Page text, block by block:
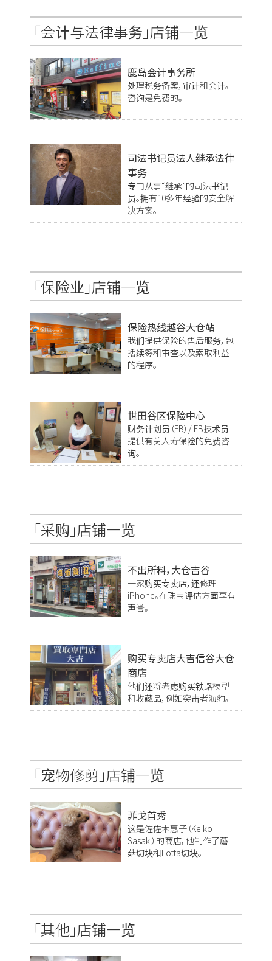
「会计与法律事务」店铺一览
鹿岛会计事务所
处理税务备案，审计和会计。
咨询是免费的。
司法书记员法人继承法律
事务
专门从事“继承”的司法书记
员。拥有10多年经验的安全解
决方案。
「保险业」店铺一览
保险热线越谷大仓站
我们提供保险的售后服务，包
括续签和审查以及索取利益
的程序。
世田谷区保险中心
财务计划员（FB）/ FB技术员
提供有关人寿保险的免费咨
询。
「采购」店铺一览
不出所料，大仓吉谷
一家购买专卖店，还修理
iPhone。在珠宝评估方面享有
声誉。
购买专卖店大吉信谷大仓
商店
他们还将考虑购买铁路模型
和收藏品，例如突击者海豹。
「宠物修剪」店铺一览
菲戈首秀
这是佐佐木惠子（Keiko
Sasaki）的商店，他制作了蘑
菇切块和Lotta切块。
「其他」店铺一览